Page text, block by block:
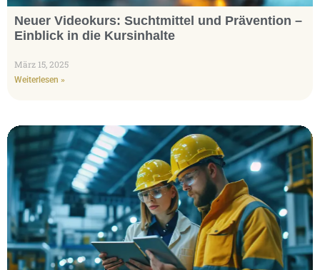
Neuer Videokurs: Suchtmittel und Prävention –
Einblick in die Kursinhalte
März 15, 2025
Weiterlesen »